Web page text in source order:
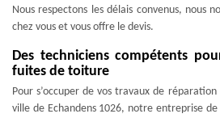
Nous respectons les délais convenus, nous
chez vous et vous offre le devis.
Des techniciens compétents
fuites de toiture
Pour s’occuper de vos travaux de
ville de Echandens 1026, notre entreprise